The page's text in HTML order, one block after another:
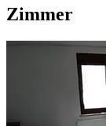
Zimmer